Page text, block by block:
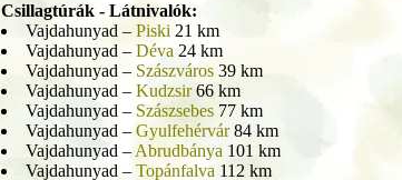
Csillagtúrák - Látnivalók:
Vajdahunyad – Piski 21 km
Vajdahunyad – Déva 24 km
Vajdahunyad – Szászváros 39 km
Vajdahunyad –Kudzsir66 km
Vajdahunyad – Szászsebes 77 km
Vajdahunyad –Gyulfehérvár84 km
Vajdahunyad –Abrudbánya 101 km
Vajdahunyad –Topánfalva 112 km